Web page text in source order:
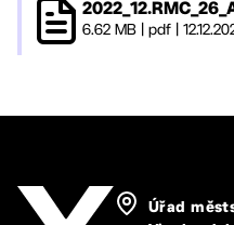
6.62 MB pdf
Úřad